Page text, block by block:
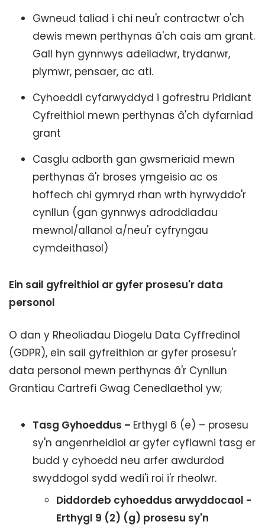
Gwneud taliad i chi neu'r contractwr o'ch
dewis mewn perthynas â'ch cais am grant.
Gall hyn gynnwys adeiladwr, trydanwr,
plymwr, pensaer, ac ati.
Cyhoeddi cyfarwyddyd i gofrestru Pridiant
Cyfreithiol mewn perthynas â'ch dyfarniad
grant
Casglu adborth gan gwsmeriaid mewn
perthynas â'r broses ymgeisio ac os
hoffech chi gymryd rhan wrth hyrwyddo'r
cynllun (gan gynnwys adroddiadau
mewnol/allanol a/neu'r cyfryngau
cymdeithasol)
Ein sail gyfreithiol ar gyfer prosesu'r data
personol
O dan y Rheoliadau Diogelu Data Cyffredinol
(GDPR), ein sail gyfreithlon ar gyfer prosesu'r
data personol mewn perthynas â'r Cynllun
Grantiau Cartrefi Gwag Cenedlaethol yw;
Tasg Gyhoeddus – Erthygl 6 (e) – prosesu
sy'n angenrheidiol ar gyfer cyflawni tasg er
budd y cyhoedd neu arfer awdurdod
swyddogol sydd wedi'i roi i'r rheolwr.
Diddordeb cyhoeddus arwyddocaol -
Erthygl 9 (2) (g) prosesu sy'n